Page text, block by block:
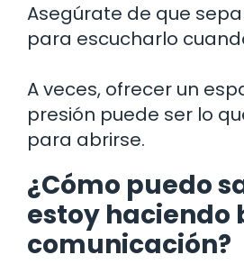
Asegúrate de que
para escucharlo
A veces, ofrecer un
presión puede ser lo
para abrirse.
¿Cómo puedo
estoy haciendo
comunicación?